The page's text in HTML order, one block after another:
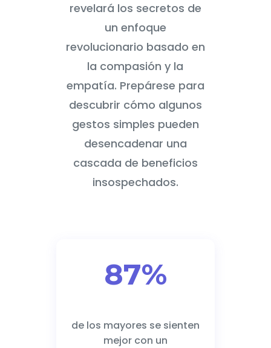
revelará los secretos de
un enfoque
revolucionario basado en
la compasión y la
empatía. Prepárese para
descubrir cómo algunos
gestos simples pueden
desencadenar una
cascada de beneficios
insospechados.
87%
de los mayores se sienten
mejor con un